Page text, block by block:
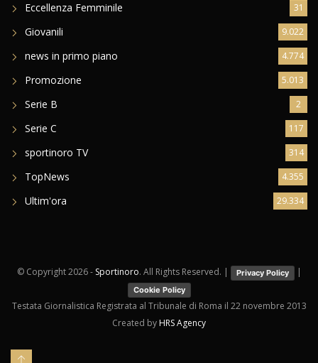
Eccellenza Femminile 31
Giovanili 9.022
news in primo piano 4.774
Promozione 5.013
Serie B 2
Serie C 117
sportinoro TV 314
TopNews 4.355
Ultim'ora 29.334
© Copyright2026 - Sportinoro. All Rights Reserved. | Privacy Policy |
Cookie Policy
Testata Giornalistica Registrata al Tribunale di Roma il 22 novembre 2013
Created by HRS Agency